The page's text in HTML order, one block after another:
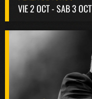
VIE 2 OCT - SAB 3 OCT